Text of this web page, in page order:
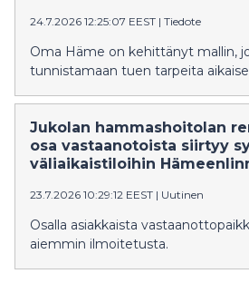
24.7.2026 12:25:07 EEST | Tiedote
Oma Häme on kehittänyt mallin,
tunnistamaan tuen tarpeita
Jukolan hammashoitolan
osa vastaanotoista siirtyy
väliaikaistiloihin
23.7.2026 10:29:12 EEST | Uutinen
Osalla asiakkaista
aiemmin ilmoitetusta.